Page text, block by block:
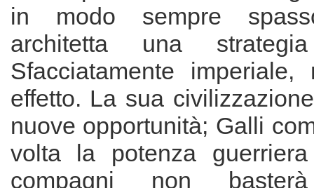
in modo sempre
architetta una
Sfacciatamente
effetto. La sua
nuove opportunità; Galli
volta la potenza
compagni non